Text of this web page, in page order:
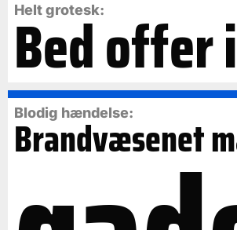
Helt grotesk:
Bed offer
Blodig hændelse:
Brandvæsenet